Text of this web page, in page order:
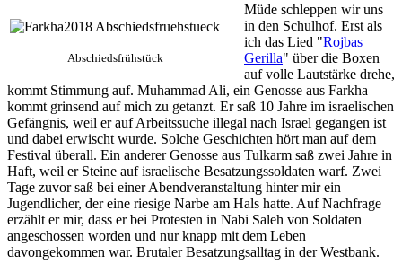
Abschiedsfrühstück
Müde schleppen wir uns
in den Schulhof. Erst als
ich das Lied "Rojbas
Gerilla" über die Boxen
auf volle Lautstärke drehe,
kommt Stimmung auf. Muhammad Ali, ein Genosse aus Farkha
kommt grinsend auf mich zu getanzt. Er saß 10 Jahre im israelischen
Gefängnis, weil er auf Arbeitssuche illegal nach Israel gegangen ist
und dabei erwischt wurde. Solche Geschichten hört man auf dem
Festival überall. Ein anderer Genosse aus Tulkarm saß zwei Jahre in
Haft, weil er Steine auf israelische Besatzungssoldaten warf. Zwei
Tage zuvor saß bei einer Abendveranstaltung hinter mir ein
Jugendlicher, der eine riesige Narbe am Hals hatte. Auf Nachfrage
erzählt er mir, dass er bei Protesten in Nabi Saleh von Soldaten
angeschossen worden und nur knapp mit dem Leben
davongekommen war. Brutaler Besatzungsalltag in der Westbank.